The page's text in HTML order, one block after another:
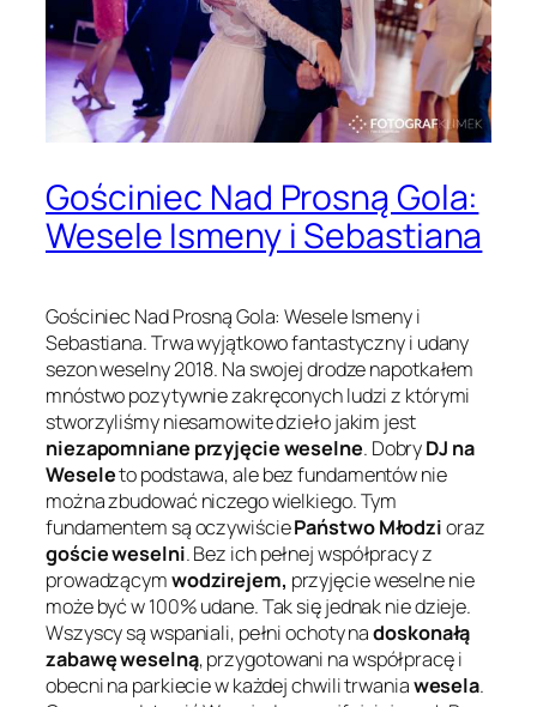
Gościniec Nad Prosną Gola:
Wesele Ismeny i Sebastiana
Gościniec Nad Prosną Gola: Wesele Ismeny i
Sebastiana. Trwa wyjątkowo fantastyczny i udany
sezon weselny 2018. Na swojej drodze napotkałem
mnóstwo pozytywnie zakręconych ludzi z którymi
stworzyliśmy niesamowite dzieło jakim jest
niezapomniane przyjęcie weselne. DobryDJ na
Weseleto podstawa, ale bez fundamentów nie
można zbudować niczego wielkiego. Tym
fundamentem są oczywiściePaństwo Młodzioraz
goście weselni. Bez ich pełnej współpracy z
prowadzącymwodzirejem, przyjęcie weselne nie
może być w 100% udane. Tak się jednak nie dzieje.
Wszyscy są wspaniali, pełni ochoty nadoskonałą
zabawę weselną, przygotowani na współpracę i
obecni na parkiecie w każdej chwili trwaniawesela.